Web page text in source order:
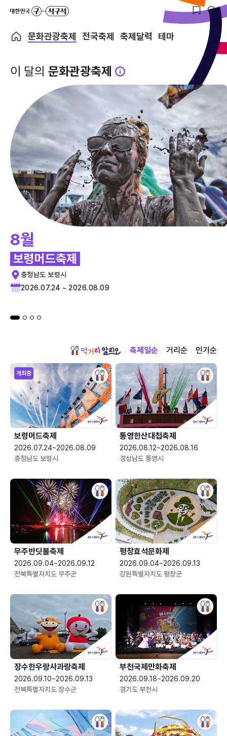
문화관광축제 전국축제 축제달력 테마
이 달의 문화관광축제
8월
보령머드축제
충청남도 보령시
2026.07.24 ~ 2026.08.09
축제일순 거리순 인기순
개최중
보령머드축제
2026.07.24~2026.08.09
충청남도 보령시
통영한산대첩축제
2026.08.12~2026.08.16
경상남도 통영시
무주반딧불축제
2026.09.04~2026.09.12
전북특별자치도 무주군
평창효석문화제
2026.09.04~2026.09.13
강원특별자치도 평창군
장수한우랑사과랑축제
2026.09.10~2026.09.13
전북특별자치도 장수군
부천국제만화축제
2026.09.18~2026.09.20
경기도 부천시